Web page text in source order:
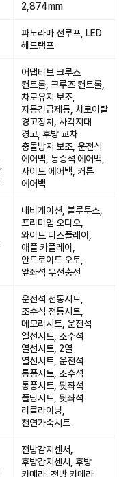
2,874mm
파노라마 선루프, LED
헤드램프
어댑티브 크루즈
컨트롤, 크루즈 컨트롤,
차로유지 보조,
자동긴급제동, 차로이탈
경고장치, 사각지대
경고, 후방 교차
충돌방지 보조, 운전석
에어백, 동승석 에어백,
사이드 에어백, 커튼
에어백
내비게이션, 블루투스,
프리미엄 오디오,
와이드 디스플레이,
애플 카플레이,
안드로이드 오토,
앞좌석 무선충전
운전석 전동시트,
조수석 전동시트,
메모리시트, 운전석
열선시트, 조수석
열선시트, 2열
열선시트, 운전석
통풍시트, 조수석
통풍시트, 뒷좌석
폴딩시트, 뒷좌석
리클라이닝,
천연가죽시트
전방감지센서,
후방감지센서, 후방
카메라, 전방 카메라,